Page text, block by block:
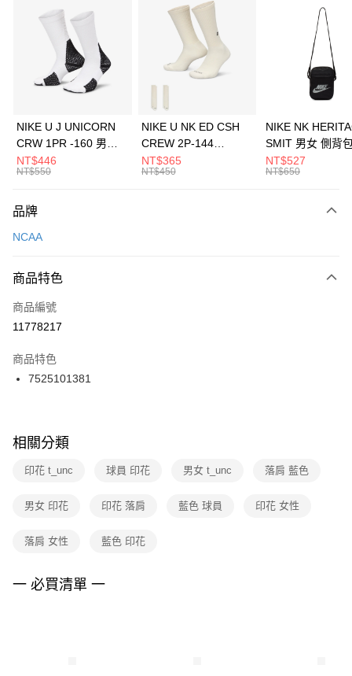
3 期 0 利率 每期 21家銀行
合作金庫商業銀行
第一商業銀行
華南商業銀行
彰化商業銀行
上海商業儲蓄銀行
元大商業銀行
台灣樂天信用卡公司
Apple Pay
全盈+PAY
AFTEE先享後付
【關於「AFTEE先享後付」】
便利好安心！
３．安心：先確認商品／服務後，再付款。
【「AFTEE先享後付」結帳流程】
１．於結帳方式選擇「AFTEE先享後付」後，將跳轉至「AFTEE先享後付」
２．訂單成立數日內，您將收到繳費通知簡訊。
３．收到繳費通知簡訊後14天內，點擊此簡訊中的連結，可透過四大超商／
ATM／網路銀行／等多元方式進行付款，方視為交易完成。
※ 交易是否成功請以「AFTEE先享後付 」之結帳頁面顯示為準，若有關於
是否繳費成功／繳費後需取消欲退款等相關疑問，請聯繫「AFTEE先享後付
客戶支援中心」
https://netprotections.freshdesk.com/support/home
１．透過由恩沛科技股份有限公司提供之「AFTEE先享後付」服務完成之交
權轉讓予恩沛科技股份有限公司。
３．未成年的使用者請事先徵得法定代理人或監護人之同意方可使用
「AFTEE先享後付」，若未經同意申辦者引起之損失，本公司不負相關責
運送方式
每筆NT$100，滿NT$1,500(含以上)免運費
宅配
每筆NT$100，滿NT$1,500(含以上)免運費
付款後門市自取
每筆NT$100，滿NT$1,500(含以上)免運費
NIKE U J UNICORN
CRW 1PR -160 男女
中統襪 FZ3393100
NT$446
NT$550
NIKE U NK ED CSH
CREW 2P-144
EMBRDY 男女 短統襪
FZ3073133
NT$365
NT$450
NIKE NK
SMIT 男女 側背
BA5871010
NT$527
NT$650
品牌
NCAA
商品特色
商品編號
11778217
商品特色
7525101381
相關分類
印花 t_unc 球員 印花 男女 t_unc 落肩 藍色
男女 印花 印花 落肩 藍色 球員 印花 女性
落肩 女性 藍色 印花
一 必買清單 一